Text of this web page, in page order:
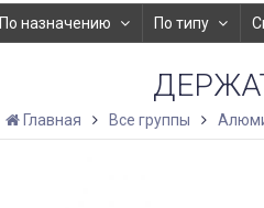
По назначению По типу
Главная Все группы